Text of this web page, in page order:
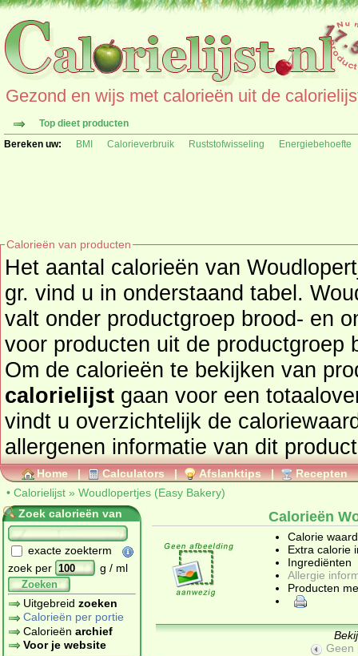
Gezond en wijs met calorieën uit de
Top dieet producten
Bereken uw:
BMI Calorieverbruik Ruststofwisseling Energiebehoefte
Calorieën van producten
Het aantal calorieën van
gr. vind u in onderstaand tabel.
valt onder productgroep brood- en ontbijtproducten, kijk hier
voor producten uit de productgroep
Om de calorieën te bekijken van
calorielijst gaan voor een totaaloverzicht. In onderstaand tabel
vindt u overzichtelijk de caloriewaarden,
allergenen informatie van dit
Home | Calculators | Afslanktips | Recepten
• Calorielijst » Woudlopertjes (Easy Bakery)
Zoek calorieën van
exacte zoekterm
zoek per
g / ml
Zoeken
Uitgebreid zoeken
Calorieën per portie
Calorieën archief
Voor je website
Calorieën
Calorie
Extra calorie
Ingrediënten
Allergie
Producten
Geen